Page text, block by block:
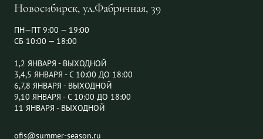
Новосибирск, ул.Фабричная, 39
ПН—ПТ 9:00 — 19:00
СБ 10:00 — 18:00
1,2 ЯНВАРЯ - ВЫХОДНОЙ
3,4,5 ЯНВАРЯ - С 10:00 ДО 18:00
6,7,8 ЯНВАРЯ - ВЫХОДНОЙ
9,10 ЯНВАРЯ - С 10:00 ДО 18:00
11 ЯНВАРЯ - ВЫХОДНОЙ
ofis@summer-season.ru